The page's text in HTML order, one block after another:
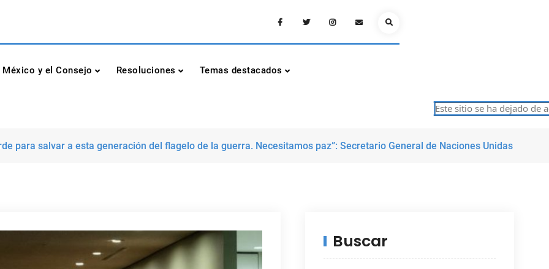
de las Naciones Unidas
FacebookTwitterInstagramEmailSearch
México y el Consejo Resoluciones Temas destacados
Este sitio se ha dejado de
para salvar a esta generación del flagelo de la guerra. Necesitamos paz”: Secretario General de Naciones Unidas
Buscar